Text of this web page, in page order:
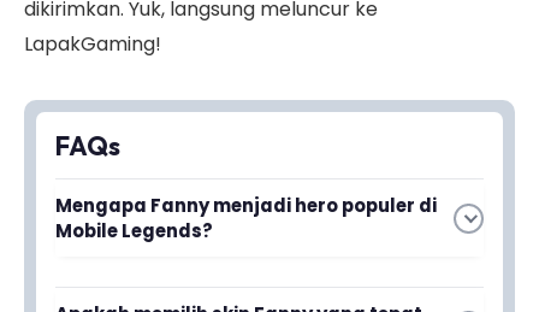
dikirimkan. Yuk, langsung meluncur ke
LapakGaming!
FAQs
Mengapa Fanny menjadi hero populer di
Mobile Legends?
Fanny populer karena penampilannya yang